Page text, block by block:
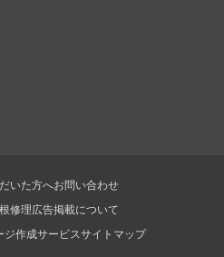
いた方へお問い合わせ
修理広告掲載について
ジ作成サービスサイトマップ